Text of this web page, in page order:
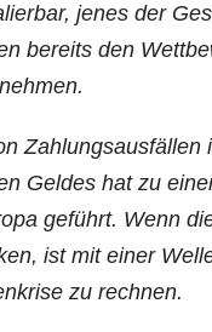
jenes der
bereits den
Zah­lungs­aus­fäl­len
Gel­des hat zu
geführt. Wenn
ist mit einer
zu rechnen.